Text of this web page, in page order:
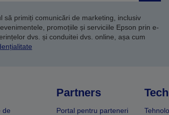
primiți comunicări de marketing, inclusiv
promoțiile și serviciile Epson prin e-
dvs. și conduitei dvs. online, așa cum
de
Partners
Portal pentru parteneri